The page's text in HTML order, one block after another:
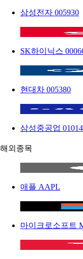
삼성전자 005930
SK하이닉스
현대차 005380
삼성중공업
해외종목
애플 AAPL
마이크로소프트